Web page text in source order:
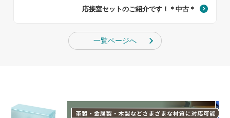
応接室セットのご紹介です！＊中古＊
一覧ページへ